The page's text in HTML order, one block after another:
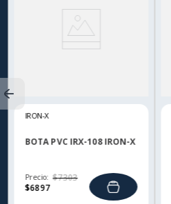
IRON-X
BOTA PVC IRX-108 IRON-X
Precio:
$6897
$7303